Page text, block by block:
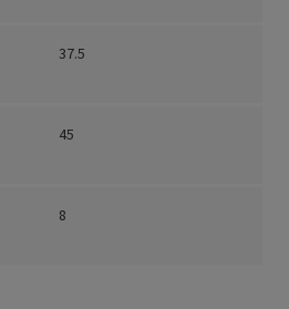
37.5
45
8